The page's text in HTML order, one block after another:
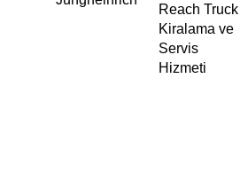
Reach Truck
Kiralama ve
Servis
Hizmeti